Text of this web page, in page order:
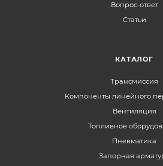
Вопрос-ответ
Статьи
КАТАЛОГ
Трансмиссия
Компоненты линейного
Вентиляция
Топливное
Пневматика
Запорная